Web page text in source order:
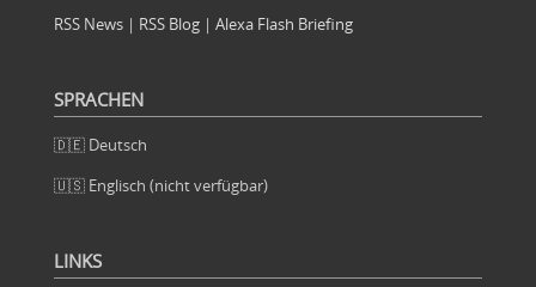
RSS News| RSS Blog| Alexa Flash Briefing
SPRACHEN
🇩🇪 Deutsch
🇺🇸 Englisch (nicht verfügbar)
LINKS